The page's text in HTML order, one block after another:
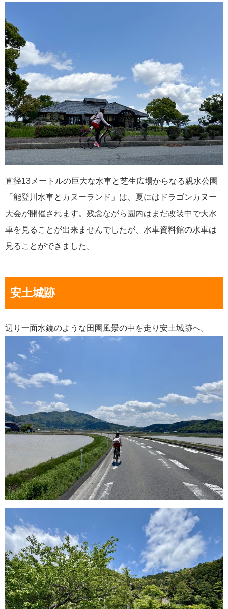
直径13メートルの巨大な水車と芝生広場からなる親水公園
「能登川水車とカヌーランド」は、夏にはドラゴンカヌー
大会が開催されます。残念ながら園内はまだ改装中で大水
車を見ることが出来ませんでしたが、水車資料館の水車は
見ることができました。
安土城跡
辺り一面水鏡のような田園風景の中を走り安土城跡へ。